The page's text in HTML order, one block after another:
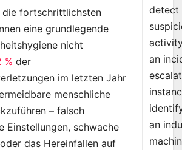
die fortschrittlichsten
eine grundlegende
nicht
% der
im letzten Jahr
menschliche
– falsch
Einstellungen, schwache
das Hereinfallen auf
detect
an
an